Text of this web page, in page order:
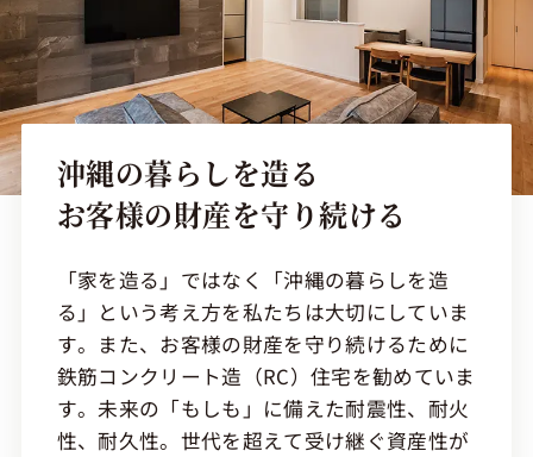
沖縄の暮らしを造る
お客様の財産を守り続ける
「家を造る」ではなく「沖縄の暮らしを造
る」という考え方を私たちは大切にしていま
す。また、お客様の財産を守り続けるために
鉄筋コンクリート造（RC）住宅を勧めていま
す。未来の「もしも」に備えた耐震性、耐火
性、耐久性。世代を超えて受け継ぐ資産性が